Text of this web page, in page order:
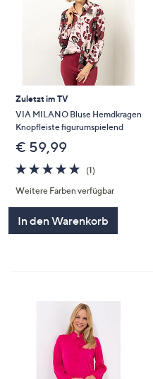
diese
anzuzeigen.
Zuletzt im TV
VIA MILANO Bluse Hemdkragen
Knopfleiste figurumspielend
€ 59,99
5.0
von
5
(1)1
Weitere Farben verfügbar
In den Warenkorb